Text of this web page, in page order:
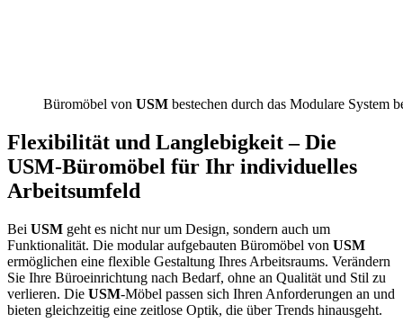
Büromöbel von USM bestechen durch das Modulare System
Flexibilität und Langlebigkeit – Die
USM-Büromöbel für Ihr individuelles
Arbeitsumfeld
Bei USM geht es nicht nur um Design, sondern auch um
Funktionalität. Die modular aufgebauten Büromöbel von USM
ermöglichen eine flexible Gestaltung Ihres Arbeitsraums. Verändern
Sie Ihre Büroeinrichtung nach Bedarf, ohne an Qualität und Stil zu
verlieren. Die USM-Möbel passen sich Ihren Anforderungen an und
bieten gleichzeitig eine zeitlose Optik, die über Trends hinausgeht.